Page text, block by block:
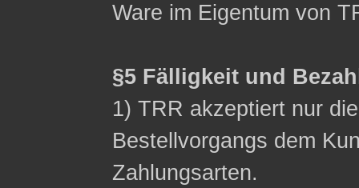
Ware im Eigentum von
§5 Fälligkeit und
1) TRR akzeptiert nur
Bestellvorgangs dem
Zahlungsarten.